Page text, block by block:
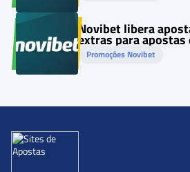
Novibet libera
extras para
Promoções Novibet